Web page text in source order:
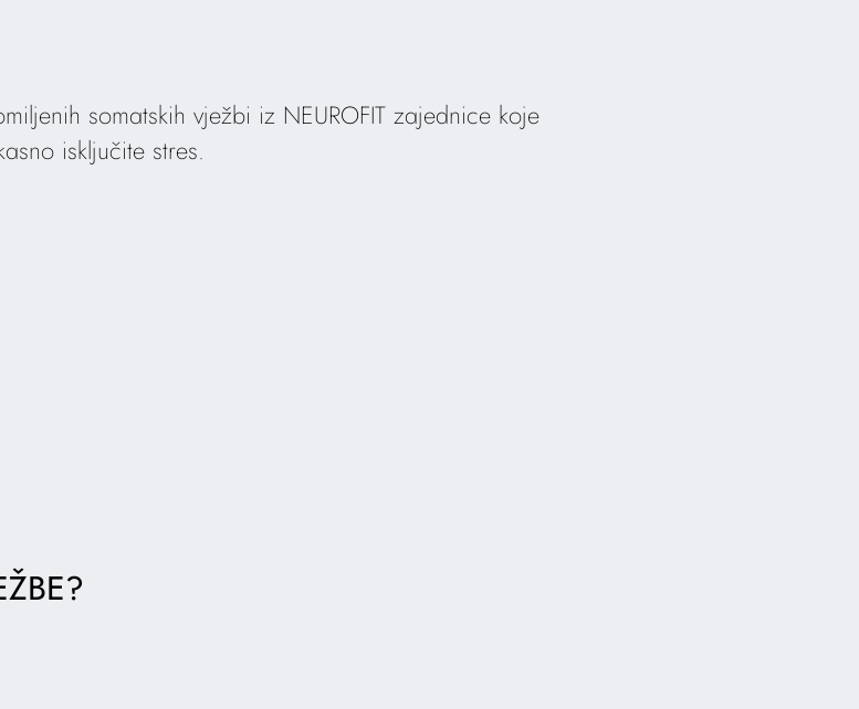
somatskih vježbi iz NEUROFIT zajednice koje
isključite stres.